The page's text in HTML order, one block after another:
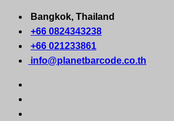
Skip
content
Bangkok, Thailand
+66 0824343238
+66 021233861
info@planetbarcode.co.th